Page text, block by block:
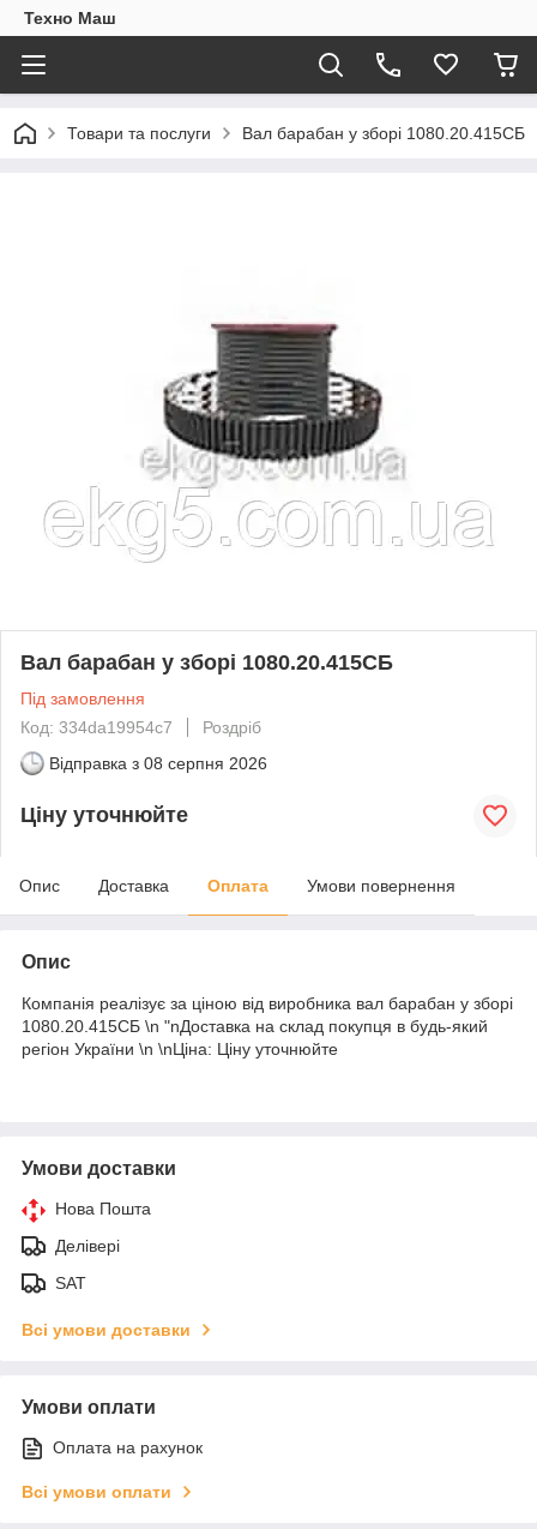
Техно Маш
Товари та послуги Вал барабан у зборі 1080.20.415СБ
Вал барабан у зборі 1080.20.415СБ
Під замовлення
Код: 334da19954c7
Роздріб
Відправка з 08 серпня 2026
Ціну уточнюйте
Опис Доставка Оплата Умови повернення
Опис
Компанія реалізує за ціною від виробника вал барабан у зборі
1080.20.415СБ \n "nДоставка на склад покупця в будь-який
регіон України \n \nЦіна: Ціну уточнюйте
Умови доставки
Нова Пошта
Делівері
SAT
Всі умови доставки
Умови оплати
Оплата на рахунок
Всі умови оплати